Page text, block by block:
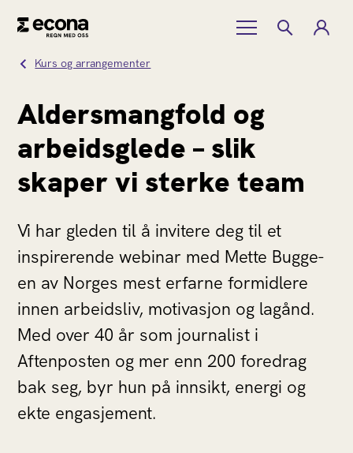
Kurs og arrangementer
Aldersmangfold og
arbeidsglede – slik
skaper vi sterke team
Vi har gleden til å invitere deg til et
inspirerende webinar med Mette Bugge-
en av Norges mest erfarne formidlere
innen arbeidsliv, motivasjon og lagånd.
Med over 40 år som journalist i
Aftenposten og mer enn 200 foredrag
bak seg, byr hun på innsikt, energi og
ekte engasjement.